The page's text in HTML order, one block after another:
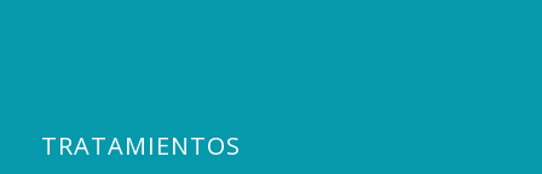
TRATAMIENTOS